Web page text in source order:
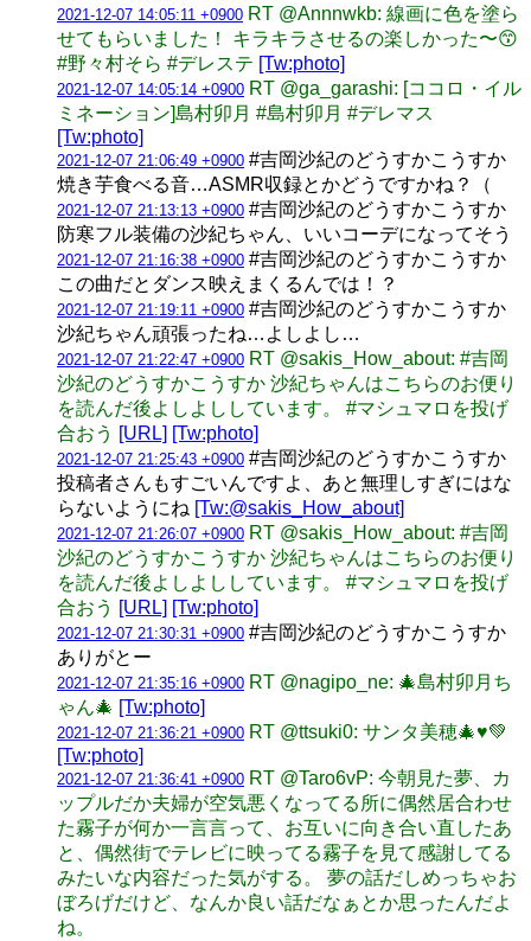
2021-12-07 14:05:11 +0900 RT @Annnwkb: 線画に色を塗ら
せてもらいました！ キラキラさせるの楽しかった〜😙
#野々村そら #デレステ [Tw:photo]
2021-12-07 14:05:14 +0900 RT @ga_garashi: [ココロ・イル
ミネーション]島村卯月 #島村卯月 #デレマス
[Tw:photo]
2021-12-07 21:06:49 +0900 #吉岡沙紀のどうすかこうすか
焼き芋食べる音…ASMR収録とかどうですかね？（
2021-12-07 21:13:13 +0900 #吉岡沙紀のどうすかこうすか
防寒フル装備の沙紀ちゃん、いいコーデになってそう
2021-12-07 21:16:38 +0900 #吉岡沙紀のどうすかこうすか
この曲だとダンス映えまくるんでは！？
2021-12-07 21:19:11 +0900 #吉岡沙紀のどうすかこうすか
沙紀ちゃん頑張ったね…よしよし…
2021-12-07 21:22:47 +0900 RT @sakis_How_about: #吉岡
沙紀のどうすかこうすか 沙紀ちゃんはこちらのお便り
を読んだ後よしよししています。 #マシュマロを投げ
合おう [URL] [Tw:photo]
2021-12-07 21:25:43 +0900 #吉岡沙紀のどうすかこうすか
投稿者さんもすごいんですよ、あと無理しすぎにはな
らないようにね [Tw:@sakis_How_about]
2021-12-07 21:26:07 +0900 RT @sakis_How_about: #吉岡
沙紀のどうすかこうすか 沙紀ちゃんはこちらのお便り
を読んだ後よしよししています。 #マシュマロを投げ
合おう [URL] [Tw:photo]
2021-12-07 21:30:31 +0900 #吉岡沙紀のどうすかこうすか
ありがとー
2021-12-07 21:35:16 +0900 RT @nagipo_ne: 🎄島村卯月ち
ゃん🎄 [Tw:photo]
2021-12-07 21:36:21 +0900 RT @ttsuki0: サンタ美穂🎄♥️💚
[Tw:photo]
2021-12-07 21:36:41 +0900 RT @Taro6vP: 今朝見た夢、カ
ップルだか夫婦が空気悪くなってる所に偶然居合わせ
た霧子が何か一言言って、お互いに向き合い直したあ
と、偶然街でテレビに映ってる霧子を見て感謝してる
みたいな内容だった気がする。 夢の話だしめっちゃお
ぼろげだけど、なんか良い話だなぁとか思ったんだよ
ね。